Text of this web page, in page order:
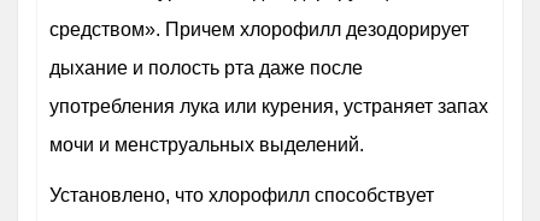
средством». Причем хлорофилл дезодорирует
дыхание и полость рта даже после
употребления лука или курения, устраняет запах
мочи и менструальных выделений.
Установлено, что хлорофилл способствует